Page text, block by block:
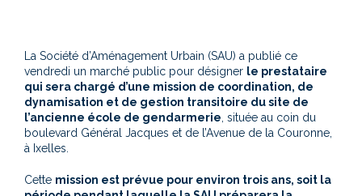
La Société d’Aménagement Urbain (SAU) a publié ce
vendredi un marché public pour désigner le prestataire
qui sera chargé d’une mission de coordination, de
dynamisation et de gestion transitoire du site de
l’ancienne école de gendarmerie , située au coin du
boulevard Général Jacques et de l’Avenue de la Couronne,
à Ixelles.
Cette mission est prévue pour environ trois ans, soit la